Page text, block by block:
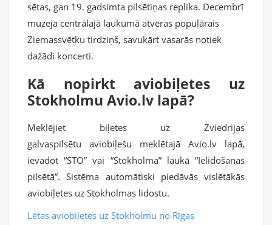
sētas, gan 19. gadsimta pilsētiņas replika. Decembrī
muzeja centrālajā laukumā atveras populārais
Ziemassvētku tirdziņš, savukārt vasarās notiek
dažādi koncerti.
Kā nopirkt aviobiļetes uz
Stokholmu Avio.lv lapā?
Meklējiet biļetes uz Zviedrijas
galvaspilsētu aviobiļešu meklētajā Avio.lv lapā,
ievadot “STO” vai “Stokholma” laukā “Ielidošanas
pilsētā”. Sistēma automātiski piedāvās vislētākās
aviobiļetes uz Stokholmas lidostu.
Lētas aviobiļetes uz Stokholmu no Rīgas